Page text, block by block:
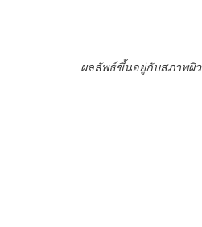
ผลลัพธ์ขึ้นอยู่กับสภาพผิ